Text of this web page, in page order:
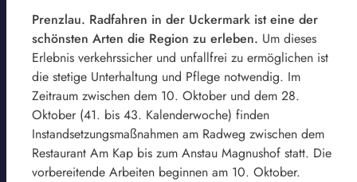
Prenzlau. Radfahren in der Uckermark ist eine der
schönsten Arten die Region zu erleben. Um dieses
Erlebnis verkehrssicher und unfallfrei zu ermöglichen ist
die stetige Unterhaltung und Pflege notwendig. Im
Zeitraum zwischen dem 10. Oktober und dem 28.
Oktober (41. bis 43. Kalenderwoche) finden
Instandsetzungsmaßnahmen am Radweg zwischen dem
Restaurant Am Kap bis zum Anstau Magnushof statt. Die
vorbereitende Arbeiten beginnen am 10. Oktober.